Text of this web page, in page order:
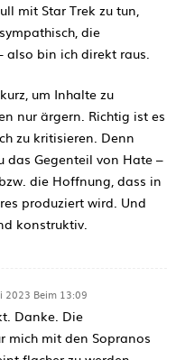
mit Star Trek zu tun,
die
also bin ich direkt raus.
um Inhalte zu
nur ärgern. Richtig ist es
zu kritisieren. Denn
das Gegenteil von Hate –
die Hoffnung, dass in
produziert wird. Und
konstruktiv.
2023 Beim 13:09
Danke. Die
mich mit den Sopranos